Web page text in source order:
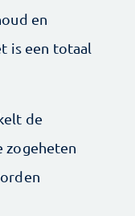
en
is een totaal
de
zogeheten